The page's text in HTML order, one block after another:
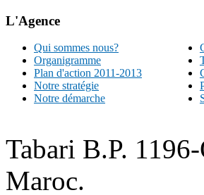
L'Agence
Qui sommes nous?
Organigramme
Plan d'action 2011-2013
Notre stratégie
Notre démarche
Tabari B.P.
Maroc.